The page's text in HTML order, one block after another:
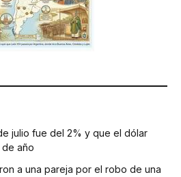
julio fue del 2% y que el dólar
de año
a una pareja por el robo de una